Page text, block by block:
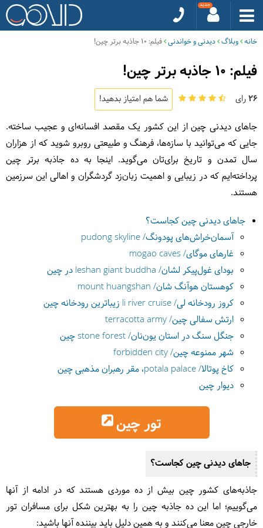
خانه وبلاگ دیدنی و خواندنی فیلم: 10 جاذبه برتر چین!
فیلم: 10 جاذبه برتر چین!
26رای شما هم امتیاز بدهید!
جاهای دیدنی چین از این کشور یک مقصد افسانه‌ای و عجیب ساخته.
جایی که می‌توانید با سازه‌ها، فرهنگ و طبیعتی روبرو شوید که از هزاران
سال تمدن و تاریخ برای‌تان می‌گوید. اینجا به ده جاذبه برتر چین
پرداخته‌ایم که در زیبایی و اهمیت زبان‌زد گردشگران و اهالی این سرزمین
هستند.
جاهای دیدنی چین کجاست؟
آسمان‌خراش‌های پودونگ/ pudong skyline
غارهای موگای/ mogao caves
بودای غول‌پیکر لشان/ leshan giant buddha در چین
کوهستان هوآنگ شان/ mount huangshan
کروز رودخانه لی/ li river cruise زیباترین رودخانه چین
ارتش سفالی چین/ terracotta army
جنگل سنگ در استان یون‌نان/ stone forest چین
شهر ممنوعه چین/ forbidden city
کاخ پوتالا/ potala palace، مقر رهبران مذهبی چین
دیوار چین
تور چین
جاهای دیدنی چین کجاست؟
جاذبه‌های کشور چین بیش از ده موردی هستند که در ادامه از آنها
می‌گوییم؛ اما این ده جاذبه چین را به بهترین شکل برای مسافران تور
خارجی چین معنا می‌کنند و به همین دلیل باید بیننده آنها باشید: